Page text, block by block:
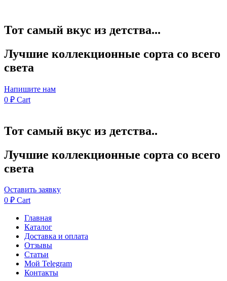
Тот самый вкус из детства...
Лучшие коллекционные сорта со всего
света
Напишите нам
0 ₽ Cart
Тот самый вкус из детства..
Лучшие коллекционные сорта со всего
света
Оставить заявку
0 ₽ Cart
Главная
Каталог
Доставка и оплата
Отзывы
Статьи
Мой Telegram
Контакты